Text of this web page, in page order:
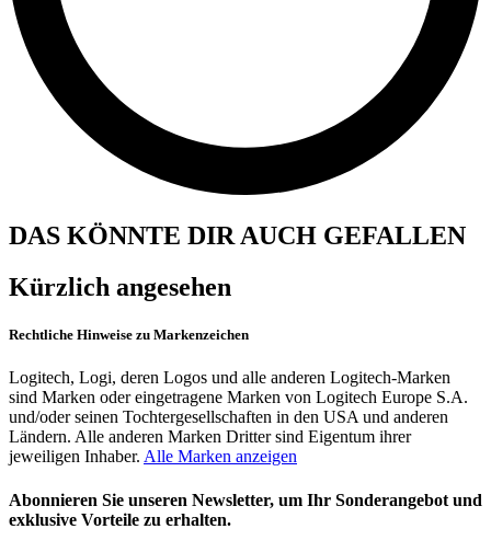
DAS KÖNNTE DIR AUCH GEFALLEN
Kürzlich angesehen
Rechtliche Hinweise zu Markenzeichen
Logitech, Logi, deren Logos und alle anderen Logitech-Marken
sind Marken oder eingetragene Marken von Logitech Europe S.A.
und/oder seinen Tochtergesellschaften in den USA und anderen
Ländern. Alle anderen Marken Dritter sind Eigentum ihrer
jeweiligen Inhaber. Alle Marken anzeigen
Abonnieren Sie unseren Newsletter, um Ihr Sonderangebot und
exklusive Vorteile zu erhalten.